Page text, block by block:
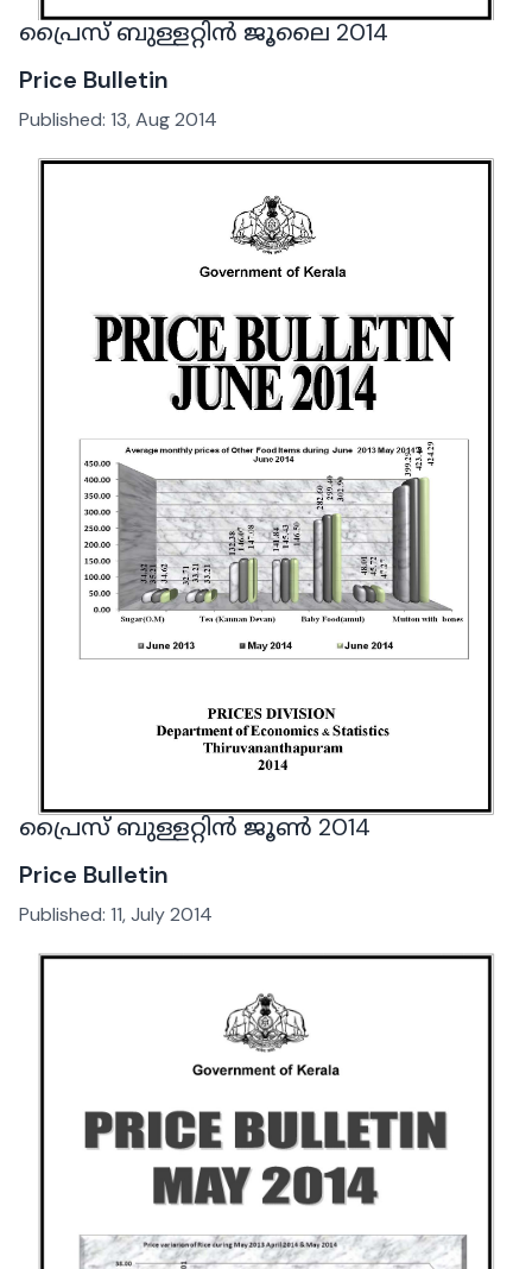
പ്രൈസ് ബുള്ളറ്റിൻ ജൂലൈ 2014
Price Bulletin
Published: 13, Aug 2014
പ്രൈസ് ബുള്ളറ്റിൻ ജൂൺ 2014
Price Bulletin
Published: 11, July 2014